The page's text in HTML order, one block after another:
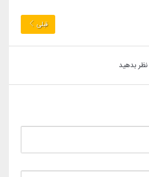
قبلی
نظر بدهید